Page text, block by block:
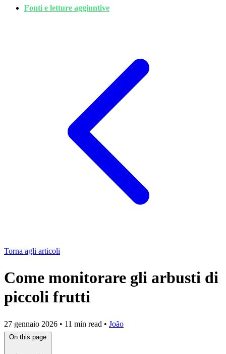
Fonti e letture aggiuntive
Torna agli articoli
Come monitorare gli arbusti di
piccoli frutti
27 gennaio 2026 • 11 min read • João
On this page